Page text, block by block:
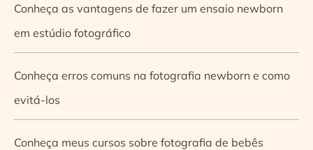
Conheça as vantagens de fazer um ensaio newborn
em estúdio fotográfico
Conheça erros comuns na fotografia newborn e como
evitá-los
Conheça meus cursos sobre fotografia de bebês